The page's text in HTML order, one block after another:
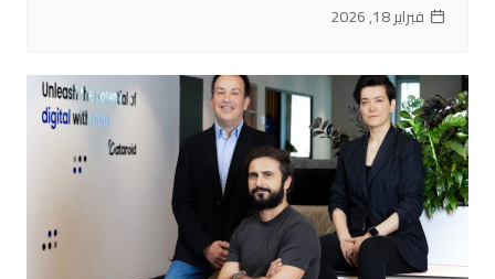
فبراير 18, 2026